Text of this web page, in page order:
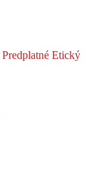
Predplatné Etický